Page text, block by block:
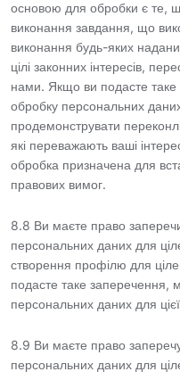
основою для обробки є те,
виконання завдання, що
виконання будь-яких
цілі законних інтересів,
нами. Якщо ви подасте
обробку персональних
продемонструвати
які переважають ваші
обробка призначена для
правових вимог.
8.8 Ви маєте право
персональних даних для
створення профілю для
подасте таке
персональних даних для
8.9 Ви маєте право
персональних даних для